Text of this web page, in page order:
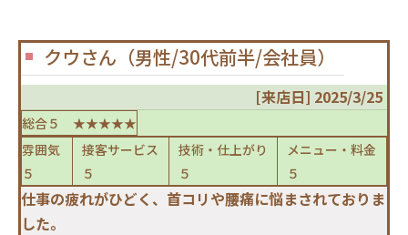
クウさん（男性/30代前半/会社員）
[来店日] 2025/3/25
総合５ ★★★★★
雰囲気
５
接客サービス
５
技術・仕上がり
５
メニュー・料金
５
仕事の疲れがひどく、首コリや腰痛に悩まされておりま
した。